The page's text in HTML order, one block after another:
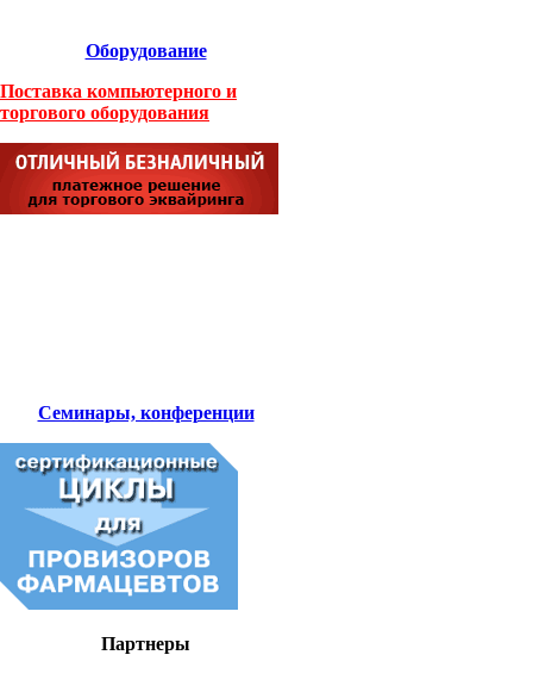
Оборудование
Поставка компьютерного и
торгового оборудования
Семинары, конференции
Партнеры